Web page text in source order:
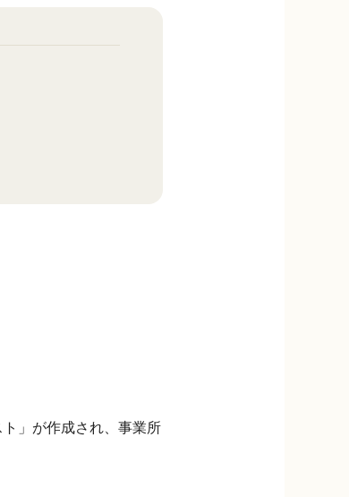
」が作成され、事業所